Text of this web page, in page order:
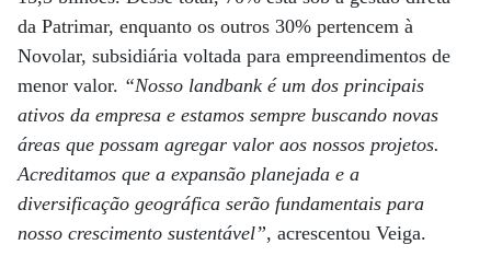
da Patrimar, enquanto os outros 30% pertencem à
Novolar, subsidiária voltada para empreendimentos de
menor valor. “Nosso landbank é um dos principais
ativos da empresa e estamos sempre buscando novas
áreas que possam agregar valor aos nossos projetos.
Acreditamos que a expansão planejada e a
diversificação geográfica serão fundamentais para
nosso crescimento sustentável”, acrescentou Veiga.